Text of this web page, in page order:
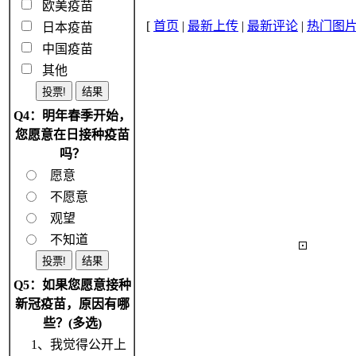
欧美疫苗
日本疫苗
中国疫苗
其他
Q4：明年春季开始，
您愿意在日接种疫苗
吗？
愿意
不愿意
观望
不知道
Q5：如果您愿意接种
新冠疫苗，原因有哪
些？(多选)
1、我觉得公开上
[ 首页 | 最新上传 | 最新评论 | 热门图片